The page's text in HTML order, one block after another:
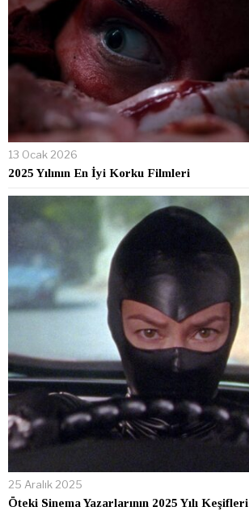
13 Ocak 2026
2025 Yılının En İyi Korku Filmleri
25 Aralık 2025
Öteki Sinema Yazarlarının 2025 Yılı Keşifleri